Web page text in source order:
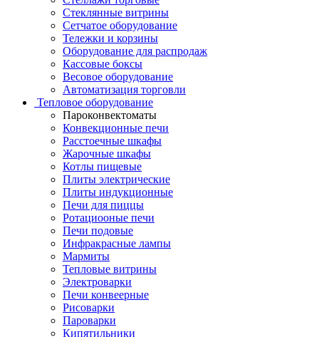
Стеклянные витрины
Сетчатое оборудование
Тележки и корзины
Оборудование для распродаж
Кассовые боксы
Весовое оборудование
Автоматизация торговли
Тепловое оборудование
Пароконвектоматы
Конвекционные печи
Расстоечные шкафы
Жарочные шкафы
Котлы пищевые
Плиты электрические
Плиты индукционные
Печи для пиццы
Ротациооные печи
Печи подовые
Инфракрасные лампы
Мармиты
Тепловые витрины
Электроварки
Печи конвеерные
Рисоварки
Пароварки
Кипятильники